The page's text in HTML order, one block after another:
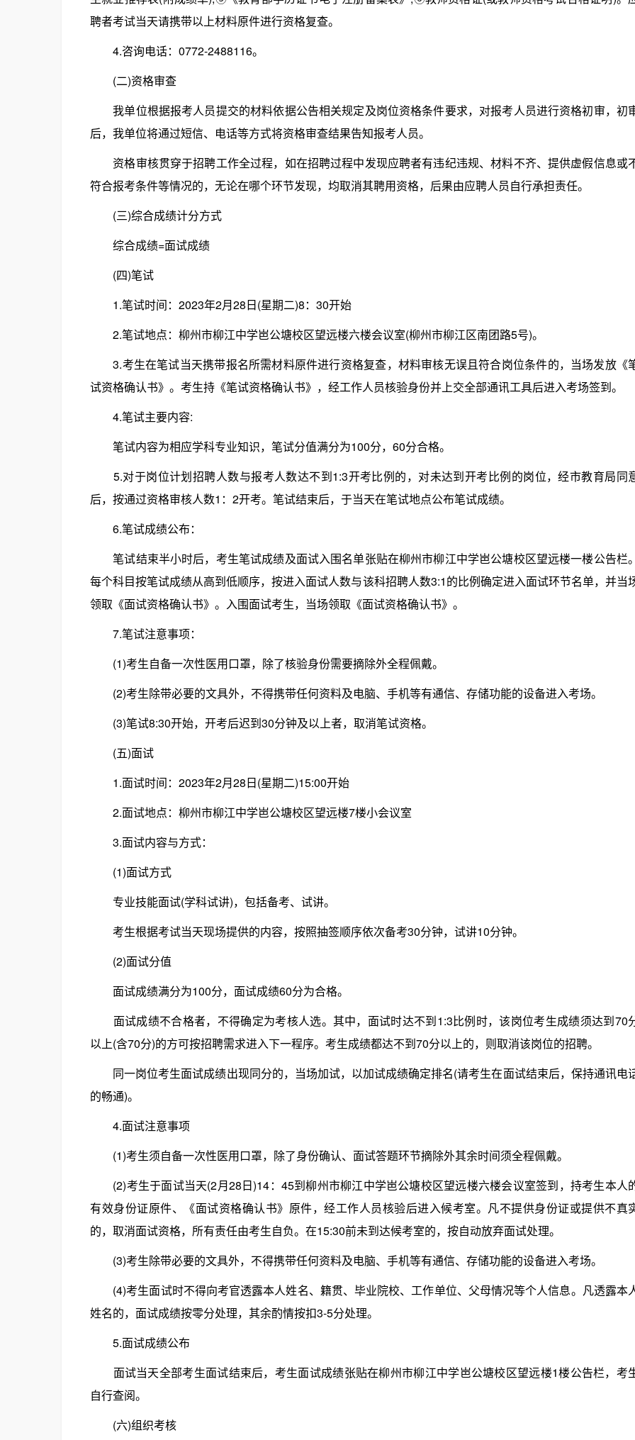
聘者考试当天请携带以上材料原件进行资格复查。
4.咨询电话：0772-2488116。
(二)资格审查
我单位根据报考人员提交的材料依据公告相关规定及岗位资格条件要求，对报考人员进行资格初审，初
后，我单位将通过短信、电话等方式将资格审查结果告知报考人员。
资格审核贯穿于招聘工作全过程，如在招聘过程中发现应聘者有违纪违规、材料不齐、提供虚假信息或
符合报考条件等情况的，无论在哪个环节发现，均取消其聘用资格，后果由应聘人员自行承担责任。
(三)综合成绩计分方式
综合成绩=面试成绩
(四)笔试
1.笔试时间：2023年2月28日(星期二)8：30开始
2.笔试地点：柳州市柳江中学岜公塘校区望远楼六楼会议室(柳州市柳江区南团路5号)。
3.考生在笔试当天携带报名所需材料原件进行资格复查，材料审核无误且符合岗位条件的，当场发放《
试资格确认书》。考生持《笔试资格确认书》，经工作人员核验身份并上交全部通讯工具后进入考场签到。
4.笔试主要内容:
笔试内容为相应学科专业知识，笔试分值满分为100分，60分合格。
5.对于岗位计划招聘人数与报考人数达不到1:3开考比例的，对未达到开考比例的岗位，经市教育局同
后，按通过资格审核人数1：2开考。笔试结束后，于当天在笔试地点公布笔试成绩。
6.笔试成绩公布：
笔试结束半小时后，考生笔试成绩及面试入围名单张贴在柳州市柳江中学岜公塘校区望远楼一楼公告栏
每个科目按笔试成绩从高到低顺序，按进入面试人数与该科招聘人数3:1的比例确定进入面试环节名单，并当
领取《面试资格确认书》。入围面试考生，当场领取《面试资格确认书》。
7.笔试注意事项：
(1)考生自备一次性医用口罩，除了核验身份需要摘除外全程佩戴。
(2)考生除带必要的文具外，不得携带任何资料及电脑、手机等有通信、存储功能的设备进入考场。
(3)笔试8:30开始，开考后迟到30分钟及以上者，取消笔试资格。
(五)面试
1.面试时间：2023年2月28日(星期二)15:00开始
2.面试地点：柳州市柳江中学岜公塘校区望远楼7楼小会议室
3.面试内容与方式：
(1)面试方式
专业技能面试(学科试讲)，包括备考、试讲。
考生根据考试当天现场提供的内容，按照抽签顺序依次备考30分钟，试讲10分钟。
(2)面试分值
面试成绩满分为100分，面试成绩60分为合格。
面试成绩不合格者，不得确定为考核人选。其中，面试时达不到1:3比例时，该岗位考生成绩须达到70
以上(含70分)的方可按招聘需求进入下一程序。考生成绩都达不到70分以上的，则取消该岗位的招聘。
同一岗位考生面试成绩出现同分的，当场加试，以加试成绩确定排名(请考生在面试结束后，保持通讯电
的畅通)。
4.面试注意事项
(1)考生须自备一次性医用口罩，除了身份确认、面试答题环节摘除外其余时间须全程佩戴。
(2)考生于面试当天(2月28日)14：45到柳州市柳江中学岜公塘校区望远楼六楼会议室签到，持考生本人
有效身份证原件、《面试资格确认书》原件，经工作人员核验后进入候考室。凡不提供身份证或提供不真
的，取消面试资格，所有责任由考生自负。在15:30前未到达候考室的，按自动放弃面试处理。
(3)考生除带必要的文具外，不得携带任何资料及电脑、手机等有通信、存储功能的设备进入考场。
(4)考生面试时不得向考官透露本人姓名、籍贯、毕业院校、工作单位、父母情况等个人信息。凡透露本
姓名的，面试成绩按零分处理，其余酌情按扣3-5分处理。
5.面试成绩公布
面试当天全部考生面试结束后，考生面试成绩张贴在柳州市柳江中学岜公塘校区望远楼1楼公告栏，考
自行查阅。
(六)组织考核